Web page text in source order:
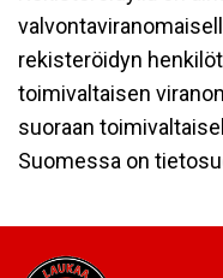
rekisteröidyn
toimivaltaisen
suoraan
Suomessa on